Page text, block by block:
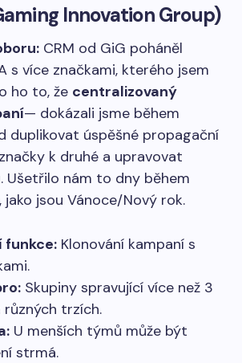
Innovation Group)
CRM od GiG poháněl
s více značkami, kterého jsem
ho to, že centralizovaný
— dokázali jsme během
duplikovat úspěšné propagační
k druhé a upravovat
Ušetřilo nám to dny během
jako jsou Vánoce/Nový rok.
funkce: Klonování kampaní s
Skupiny spravující více než 3
různých trzích.
U menších týmů může být
strmá.